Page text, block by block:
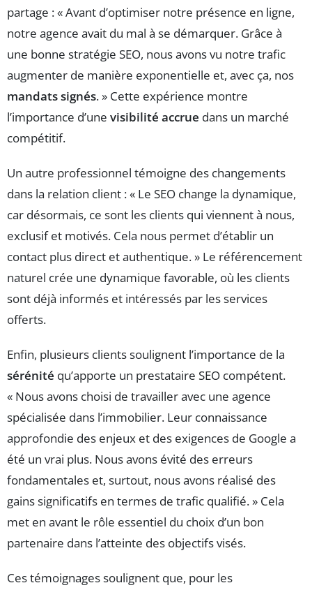
partage : « Avant d’optimiser notre présence en ligne,
notre agence avait du mal à se démarquer. Grâce à
une bonne stratégie SEO, nous avons vu notre trafic
augmenter de manière exponentielle et, avec ça, nos
mandats signés. » Cette expérience montre
l’importance d’une visibilité accrue dans un marché
compétitif.
Un autre professionnel témoigne des changements
dans la relation client : « Le SEO change la dynamique,
car désormais, ce sont les clients qui viennent à nous,
exclusif et motivés. Cela nous permet d’établir un
contact plus direct et authentique. » Le référencement
naturel crée une dynamique favorable, où les clients
sont déjà informés et intéressés par les services
offerts.
Enfin, plusieurs clients soulignent l’importance de la
sérénité qu’apporte un prestataire SEO compétent.
« Nous avons choisi de travailler avec une agence
spécialisée dans l’immobilier. Leur connaissance
approfondie des enjeux et des exigences de Google a
été un vrai plus. Nous avons évité des erreurs
fondamentales et, surtout, nous avons réalisé des
gains significatifs en termes de trafic qualifié. » Cela
met en avant le rôle essentiel du choix d’un bon
partenaire dans l’atteinte des objectifs visés.
Ces témoignages soulignent que, pour les